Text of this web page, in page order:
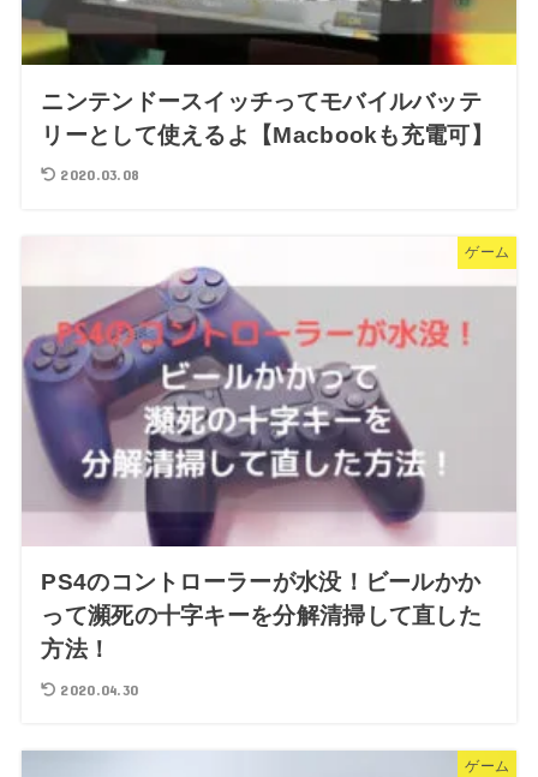
ニンテンドースイッチってモバイルバッテ
リーとして使えるよ【Macbookも充電可】
2020.03.08
ゲーム
PS4のコントローラーが水没！ビールかか
って瀕死の十字キーを分解清掃して直した
方法！
2020.04.30
ゲーム